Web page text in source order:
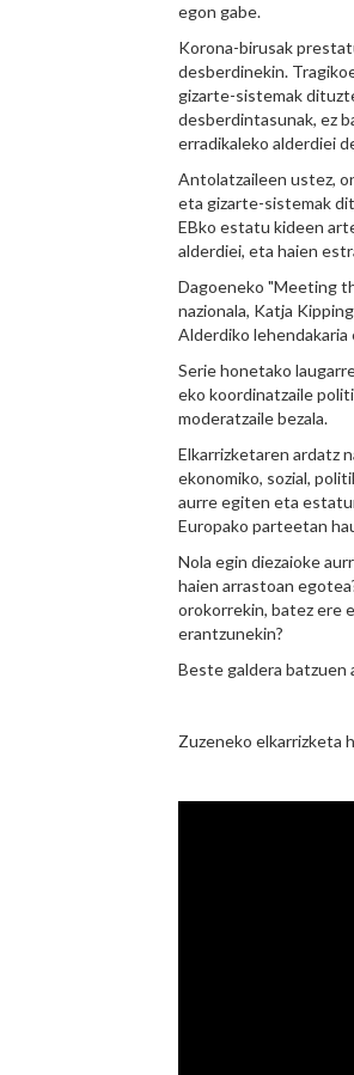
egon gabe.
Korona-birusak
desberdinekin.
gizarte-sistemak
desberdintasunak, ez
erradikaleko alderdiei
Antolatzaileen ustez,
eta gizarte-sistemak
EBko estatu kideen
alderdiei, eta haien
Dagoeneko "Meeting
nazionala, Katja
Alderdiko lehendakaria
Serie honetako
eko koordinatzaile
moderatzaile bezala.
Elkarrizketaren ardatz
ekonomiko, sozial,
aurre egiten eta
Europako parteetan
Nola egin diezaioke
haien arrastoan
orokorrekin, batez ere
erantzunekin?
Beste galdera batzuen
Zuzeneko elkarrizketa